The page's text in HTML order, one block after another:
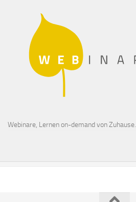
Webinare, Lernen on-demand von Zuhause.